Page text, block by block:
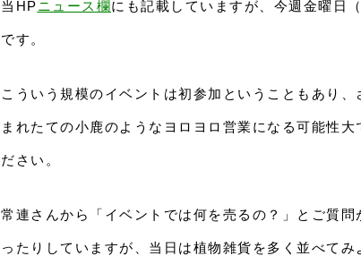
当HPニュース欄にも記載していますが、今週金曜日
です。
こういう規模のイベントは初参加ということもあり
まれたての小鹿のようなヨロヨロ営業になる可能性
ださい。
常連さんから「イベントでは何を売るの？」とご質
ったりしていますが、当日は植物雑貨を多く並べて